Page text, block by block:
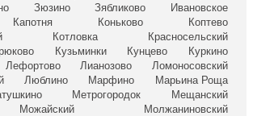
Зюзино Зябликово
Ивановское
Капотня Коньково
Коптево
Котловка
Красносельский
Кузьминки Кунцево
Куркино
Лефортово Лианозово
Ломоносовский
Люблино Марфино
Марьина Роща
Метрогородок
Мещанский
Можайский
Молжаниновский